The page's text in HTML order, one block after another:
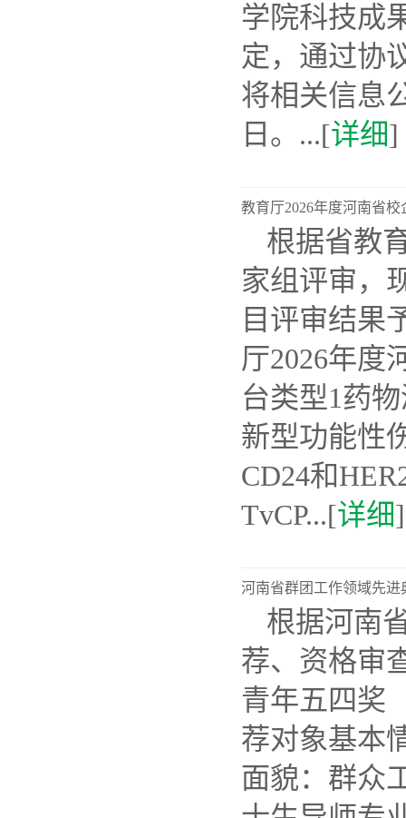
学院科技成
定，通过协
将相关信息
日。...[详细]
教育厅2026年度河南省
根据省教
家组评审，
目评审结果
厅2026年度
台类型1药
新型功能性
CD24和
TvCP...[详细]
河南省群团工作领域先
根据河南
荐、资格审
青年五四奖
荐对象基本
面貌：群众